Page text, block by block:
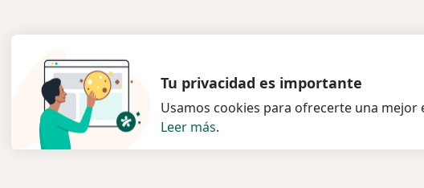
Tu privacidad es importante
Usamos cookies para ofrecerte una mejor
Leer más.